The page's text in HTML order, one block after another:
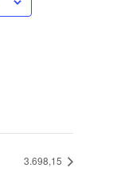
3.698,15